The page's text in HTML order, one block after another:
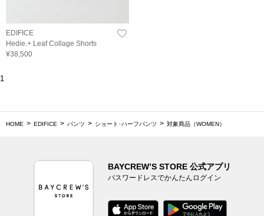
EDIFICE
Hedie.+ Leaf Collage Shorts
¥38,500
1
HOME EDIFICE パンツ ショート･ハーフパンツ 対象商品（WOMEN）
BAYCREW’S STORE 公式アプリ
パスワードレスでかんたんログイン